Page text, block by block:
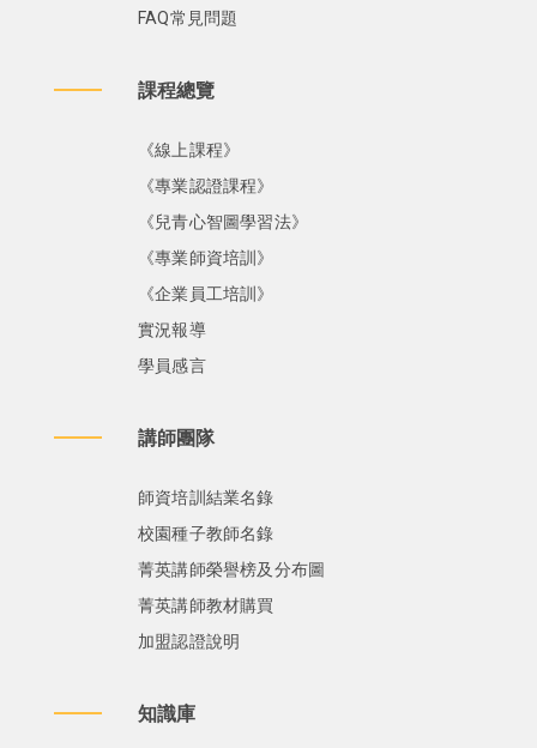
FAQ常見問題
課程總覽
《線上課程》
《專業認證課程》
《兒青心智圖學習法》
《專業師資培訓》
《企業員工培訓》
實況報導
學員感言
講師團隊
師資培訓結業名錄
校園種子教師名錄
菁英講師榮譽榜及分布圖
菁英講師教材購買
加盟認證說明
知識庫